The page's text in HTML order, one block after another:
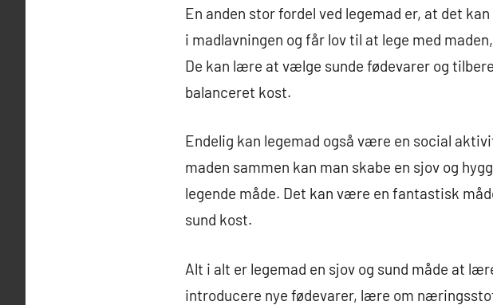
En anden stor fordel ved legemad er, at det
i madlavningen og får lov til at lege med
De kan lære at vælge sunde fødevarer og
balanceret kost.
Endelig kan legemad også være en social
maden sammen kan man skabe en sjov og
legende måde. Det kan være en fantastisk
sund kost.
Alt i alt er legemad en sjov og sund måde at
introducere nye fødevarer, lære om